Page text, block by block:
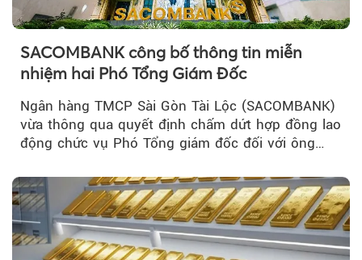
SACOMBANK công bố thông tin miễn
nhiệm hai Phó Tổng Giám Đốc
Ngân hàng TMCP Sài Gòn Tài Lộc (SACOMBANK)
vừa thông qua quyết định chấm dứt hợp đồng lao
động chức vụ Phó Tổng giám đốc đối với ông